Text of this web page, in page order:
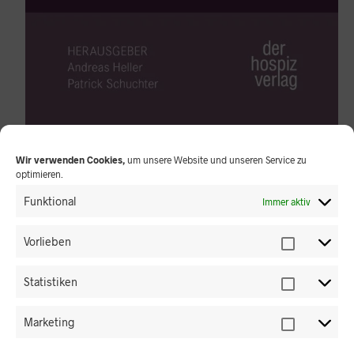
Wir verwenden Cookies, um unsere Website und unseren Service zu
optimieren.
Funktional Immer aktiv
Vorlieben
Statistiken
Marketing
16,40€
inkl. MwSt.